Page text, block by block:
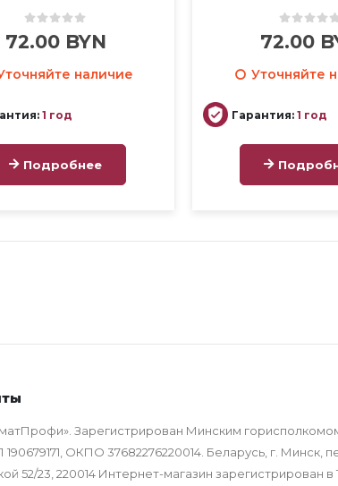
72.00 BYN
наличие
1 год
Подробнее
72.00
Уточняйте
Гарантия: 1 год
Зарегистрирован Минским
190679171, ОКПО 37682276220014. Беларусь, г. Минск,
52/23, 220014 Интернет-магазин зарегистрирован в